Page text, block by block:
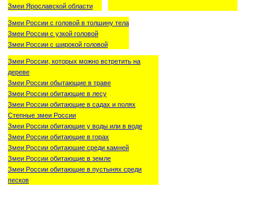
Змеи Ярославской области
Змеи России с головой в толшину тела
Змеи России с узкой головой
Змеи России с широкой головой
Змеи России, которых можно встретить на
дереве
Змеи России обытающие в траве
Змеи России обитающие в лесу
Змеи России обитающие в садах и полях
Степные змеи России
Змеи России обитающие у воды или в воде
Змеи России обитающие в горах
Змеи России обитаюшие среди камней
Змеи России обитающие в земле
Змеи России обитающие в пустынях среди
песков